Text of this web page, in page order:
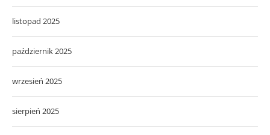
listopad 2025
październik 2025
wrzesień 2025
sierpień 2025